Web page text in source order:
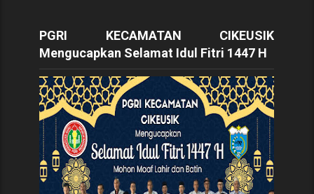
PGRI KECAMATAN CIKEUSIK
Mengucapkan Selamat Idul Fitri 1447 H